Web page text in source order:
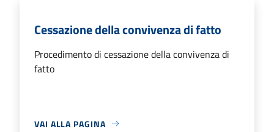
Cessazione della convivenza di fatto
Procedimento di cessazione della convivenza di
fatto
VAI ALLA PAGINA